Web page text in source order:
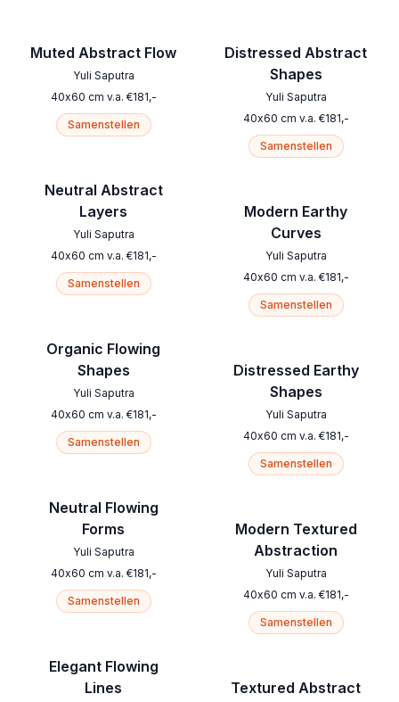
Muted Abstract Flow
Yuli Saputra
40x60 cm v.a. €181,-
Samenstellen
Neutral Abstract
Layers
Yuli Saputra
40x60 cm v.a. €181,-
Samenstellen
Organic Flowing
Shapes
Yuli Saputra
40x60 cm v.a. €181,-
Samenstellen
Neutral Flowing
Forms
Yuli Saputra
40x60 cm v.a. €181,-
Samenstellen
Elegant Flowing
Lines
Distressed Abstract
Shapes
Yuli Saputra
40x60 cm v.a. €181,-
Samenstellen
Modern Earthy
Curves
Yuli Saputra
40x60 cm v.a. €181,-
Samenstellen
Distressed Earthy
Shapes
Yuli Saputra
40x60 cm v.a. €181,-
Samenstellen
Modern Textured
Abstraction
Yuli Saputra
40x60 cm v.a. €181,-
Samenstellen
Textured Abstract